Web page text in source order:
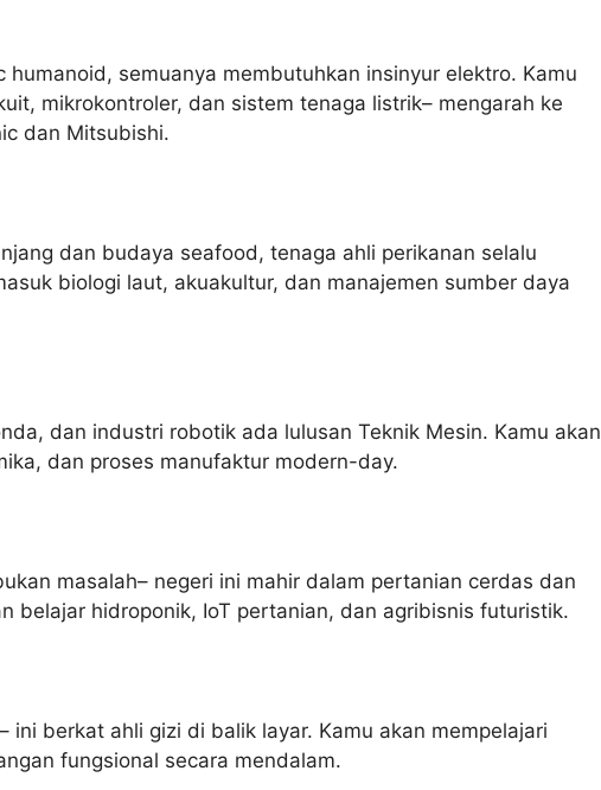
humanoid, semuanya membutuhkan insinyur elektro. Kamu
mikrokontroler, dan sistem tenaga listrik– mengarah ke
dan Mitsubishi.
dan budaya seafood, tenaga ahli perikanan selalu
biologi laut, akuakultur, dan manajemen sumber daya
dan industri robotik ada lulusan Teknik Mesin. Kamu akan
dan proses manufaktur modern-day.
masalah– negeri ini mahir dalam pertanian cerdas dan
belajar hidroponik, IoT pertanian, dan agribisnis futuristik.
ini berkat ahli gizi di balik layar. Kamu akan mempelajari
fungsional secara mendalam.